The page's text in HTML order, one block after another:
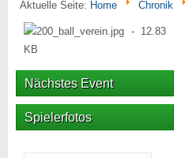
Aktuelle Seite: Home Chronik
Nächstes Event
Spielerfotos